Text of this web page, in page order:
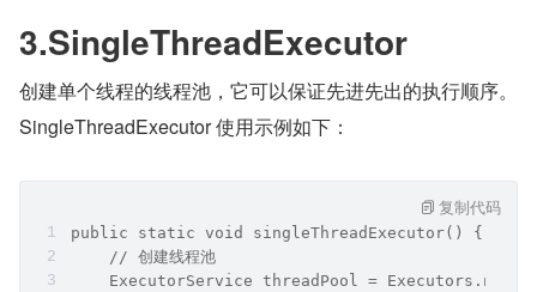
3.SingleThreadExecutor
创建单个线程的线程池，它可以保证先进先出的执行顺序。
SingleThreadExecutor 使用示例如下：
public static void singleThreadExecutor() {
    // 创建线程池
ExecutorService threadPool =
复制代码